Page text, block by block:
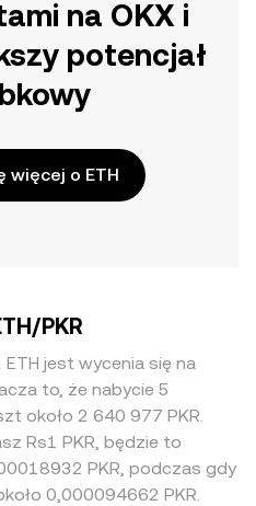
na OKX i
potencjał
więcej o ETH
PKR
jest wycenia się na
to, że nabycie 5
około 2 640 977 PKR.
Rs1 PKR, będzie to
PKR, podczas gdy
0,000094662 PKR.